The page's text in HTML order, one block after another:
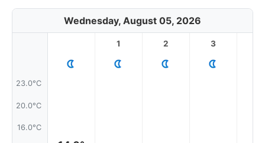
Wednesday, August 05, 2026
23.0°C
20.0°C
16.0°C
1 2 3